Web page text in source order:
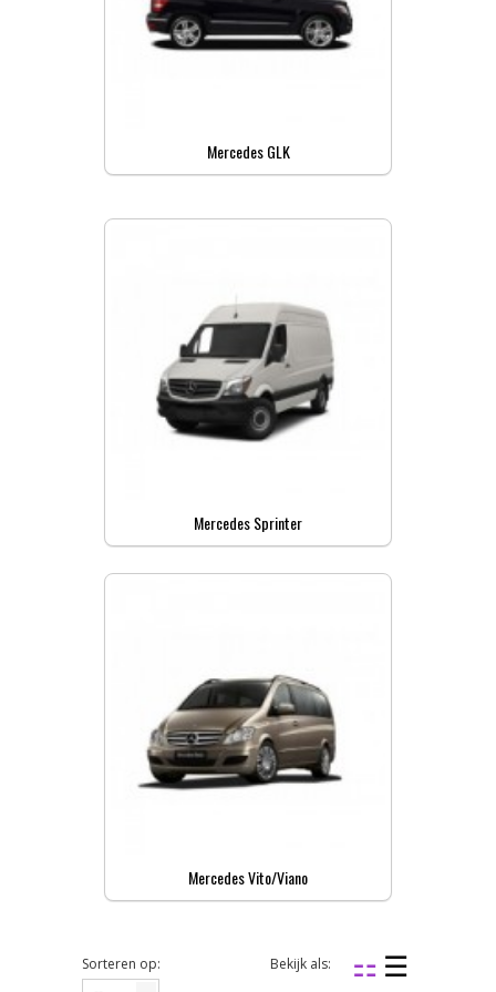
Mercedes GLK
Mercedes Sprinter
Mercedes Vito/Viano
Sorteren op: Bekijk als: